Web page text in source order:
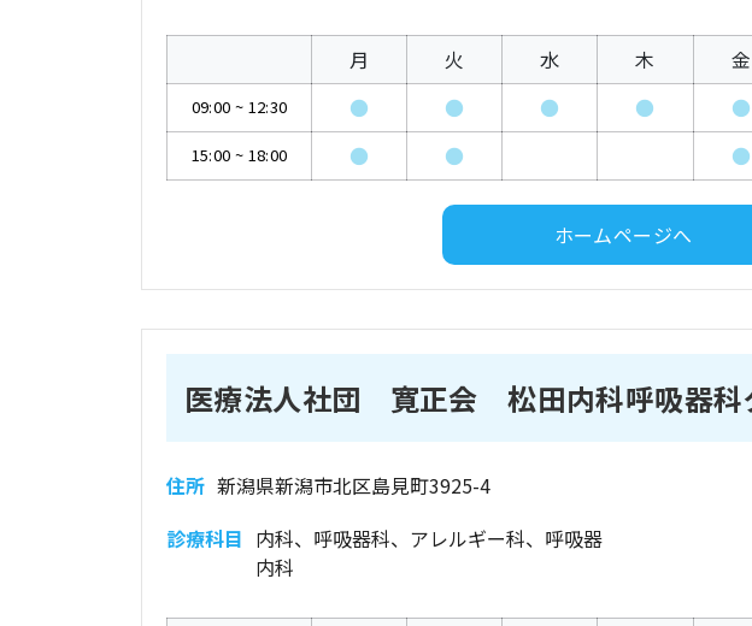
月 火 水 木 金
09:00 ~ 12:30 ● ● ● ● ●
15:00 ~ 18:00 ● ● ●
ホームページへ
医療法人社団 寛正会 松田内科呼吸器科
住所 新潟県新潟市北区島見町3925-4
診療科目 内科、呼吸器科、アレルギー科、呼吸器
内科